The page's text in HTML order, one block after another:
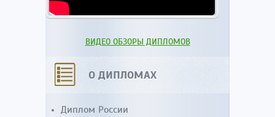
ВИДЕО ОБЗОРЫ ДИПЛОМОВ
О ДИПЛОМАХ
Диплом России